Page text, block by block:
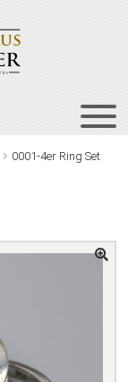
0001-4er Ring Set